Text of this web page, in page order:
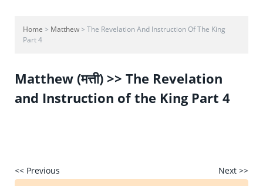
Home > Matthew> The Revelation And Instruction Of The King
Part 4
Matthew (मत्ती) >> The Revelation
and Instruction of the King Part 4
<< Previous Next >>